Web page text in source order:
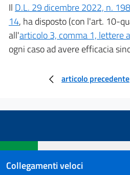
Il D.L. 29 dicembre 2022, n. 198
14, ha disposto (con l'art. 10-
all'articolo 3, comma 1, lettere
ogni caso ad avere efficacia
articolo precedente
Collegamenti veloci